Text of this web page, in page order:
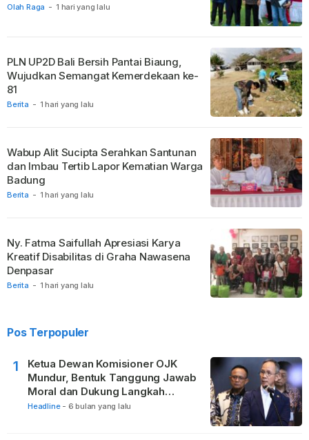
Olah Raga - 1 hari yang lalu
Berita - 1 hari yang lalu
PLN UP2D Bali Bersih Pantai Biaung,
Wujudkan Semangat Kemerdekaan ke-
81
Berita - 1 hari yang lalu
Wabup Alit Sucipta Serahkan Santunan
dan Imbau Tertib Lapor Kematian Warga
Badung
Berita - 1 hari yang lalu
Ny. Fatma Saifullah Apresiasi Karya
Kreatif Disabilitas di Graha Nawasena
Denpasar
Pos Terpopuler
1
Ketua Dewan Komisioner OJK
Mundur, Bentuk Tanggung Jawab
Moral dan Dukung Langkah
Pemulihan
Headline - 6 bulan yang lalu